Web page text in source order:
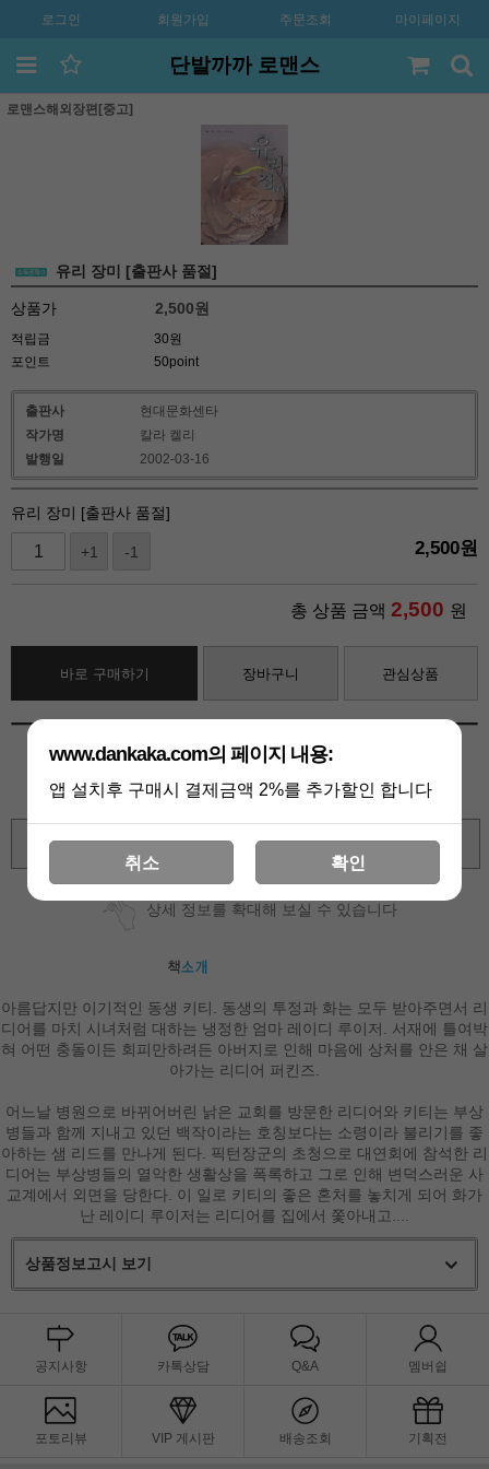
로그인 회원가입 주문조회 마이페이지
단발까까 로맨스
로맨스해외장편[중고]
유리 장미 [출판사 품절]
상품가 2,500원
적립금
30원
포인트
50point
출판사
현대문화센타
작가명
칼라 켈리
발행일
2002-03-16
유리 장미 [출판사 품절]
+1 -1 2,500원
총 상품 금액 2,500 원
바로 구매하기 장바구니 관심상품
확대보기
상세 정보를 확대해 보실 수 있습니다
아름답지만 이기적인 동생 키티. 동생의 투정과 화는 모두 받아주면서 리
디어를 마치 시녀처럼 대하는 냉정한 엄마 레이디 루이저. 서재에 틀여박
혀 어떤 충돌이든 회피만하려든 아버지로 인해 마음에 상처를 안은 채 살
아가는 리디어 퍼킨즈.
어느날 병원으로 바뀌어버린 낡은 교회를 방문한 리디어와 키티는 부상
병들과 함께 지내고 있던 백작이라는 호칭보다는 소령이라 불리기를 좋
아하는 샘 리드를 만나게 된다. 픽턴장군의 초청으로 대연회에 참석한 리
디어는 부상병들의 열악한 생활상을 폭록하고 그로 인해 변덕스러운 사
교계에서 외면을 당한다. 이 일로 키티의 좋은 혼처를 놓치게 되어 화가
난 레이디 루이저는 리디어를 집에서 쫓아내고....
상품정보고시 보기
공지사항 카톡상담 Q&A 멤버쉽
포토리뷰 VIP 게시판 배송조회 기획전
www.dankaka.com의 페이지 내용:
앱 설치후 구매시 결제금액 2%를 추가할인 합니다
취소 확인